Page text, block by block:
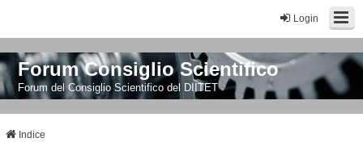
Login
Forum Consiglio Scientifico
Forum del Consiglio Scientifico del DIITET
Indice